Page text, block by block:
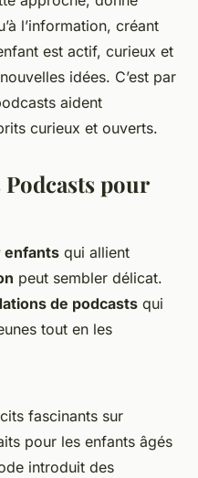
l’information, créant
est actif, curieux et
idées. C’est par
aident
curieux et ouverts.
pour
enfants qui allient
peut sembler délicat.
de podcasts qui
tout en les
fascinants sur
pour les enfants âgés
introduit des